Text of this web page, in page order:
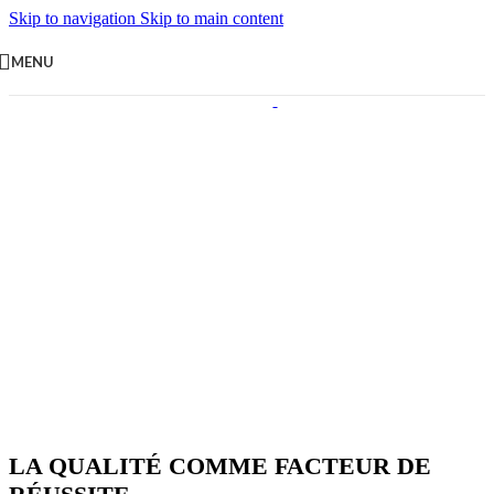
Skip to navigation Skip to main content
MENU
LA QUALITÉ COMME FACTEUR DE